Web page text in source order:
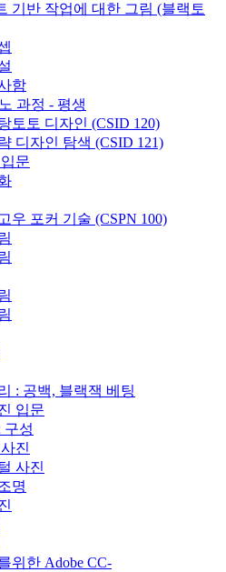
기반 작업에 대한 그림 (블랙토
함
과정 - 평생
토토 디자인 (CSID 120)
디자인 탐색 (CSID 121)
문
우 포커 기술 (CSPN 100)
: 공백, 블랙잭 베팅
입문
구성
진
사진
명
위한 Adobe CC-